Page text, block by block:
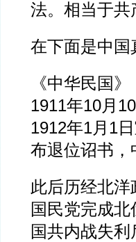
法。相当于共
在下面是中国
《中华民国》
1911年10月
1912年1月1
布退位诏书，
此后历经北
国民党完成
国共内战失利